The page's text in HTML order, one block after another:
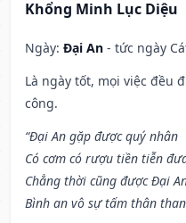
Khổng Minh Lục Diệu
Ngày: Đại An - tức ngày
Là ngày tốt, mọi việc đều
công.
“Đại An gặp được quý nhân
Có cơm có rượu tiền tiễn
Chẳng thời cũng được Đại
Bình an vô sự tấm thân